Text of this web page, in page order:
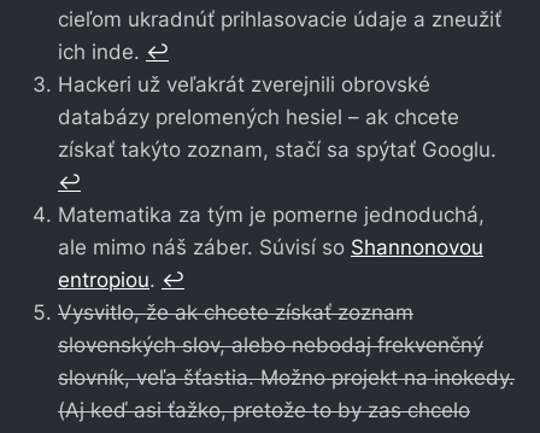
cieľom ukradnúť prihlasovacie údaje a zneužiť
ich inde. ↩︎
Hackeri už veľakrát zverejnili obrovské
databázy prelomených hesiel – ak chcete
získať takýto zoznam, stačí sa spýtať Googlu.
↩︎
Matematika za tým je pomerne jednoduchá,
ale mimo náš záber. Súvisí so Shannonovou
entropiou. ↩︎
Vysvitlo, že ak chcete získať zoznam
slovenských slov, alebo nebodaj frekvenčný
slovník, veľa šťastia. Možno projekt na inokedy.
(Aj keď asi ťažko, pretože to by zas chcelo